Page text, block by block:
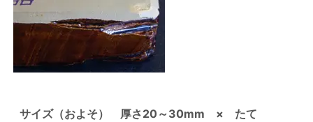
サイズ（およそ） 厚さ20～30mm × たて